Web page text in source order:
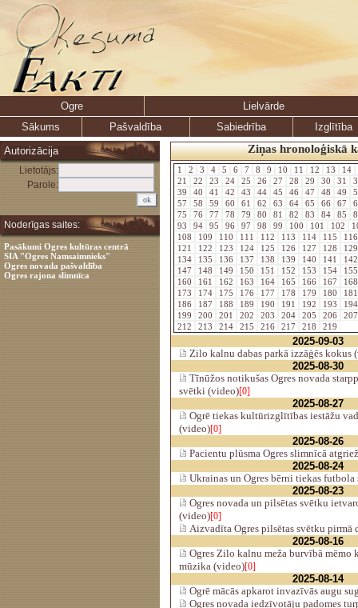
Ogre
Lielvārde
Sākums
Pašvaldība Sabiedrība
Izglītība
Autorizācija
Lietotājs:
Parole:
Noderīgas saites:
Pasākumi Ogres kultūras centrā
SIA "Ogres Namsaimnieks"
Ogres novada pašvaldība
Ogres rajona slimnīca
Ziņas hronoloģiskā
1 2 3 4 5 6 7 8 9 10 11 12 13 14
21
22 23 24 25 26 27 28 29 30 31
39
40 41 42 43 44 45 46 47 48 49
57
58 59 60 61 62 63 64 65 66 67
75
76 77 78 79 80 81 82 83 84 85
93
94 95 96 97 98 99 100 101 102
108
109 110 111 112 113 114 115
121
122 123 124 125 126 127 128
134
135 136 137 138 139 140 141
147
148 149 150 151 152 153 154
160
161 162 163 164 165 166 167
173
174 175 176 177 178 179 180
186
187 188 189 190 191 192 193
199
200 201 202 203 204 205 206
212
213 214 215 216 217 218 219
2025-09-03
Zilo kalnu dabas parkā izzāģēs kokus
2025-08-30
Tīnūžos notikušas Ogres novada
svētki (video)[0]
2025-08-27
Ogrē tiekas kultūrizglītības iestāžu
(video)[0]
2025-08-26
Pacientu plūsma Ogres slimnīcā
2025-08-24
Ukrainas un Ogres bērni tiekas futbola
2025-08-23
Ogres novada un pilsētas svētku
(video)[0]
Aizvadīta Ogres pilsētas svētku pirmā
2025-08-16
Ogres Zilo kalnu meža burvībā mēmo
mūzika (video)[0]
2025-08-14
Ogrē mācās apkarot invazīvās augu
Ogres novada iedzīvotāju padomes